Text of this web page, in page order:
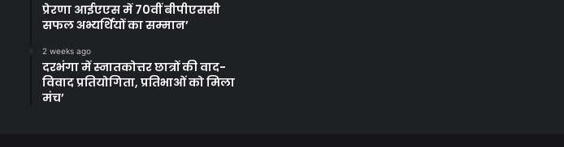
प्रेरणा आईएएस में 70वीं बीपीएससी
सफल अभ्यर्थियों का सम्मान’
2 weeks ago
दरभंगा में स्नातकोत्तर छात्रों की वाद-
विवाद प्रतियोगिता, प्रतिभाओं को मिला
मंच’